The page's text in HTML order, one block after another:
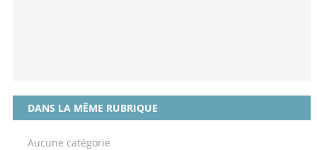
DANS LA MÊME RUBRIQUE
Aucune catégorie